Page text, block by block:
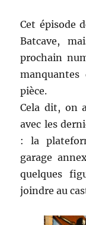
Cet épisode
Batcave,
prochain
pièce.
Cela dit, on
avec les
: la
garage
quelques
joindre au